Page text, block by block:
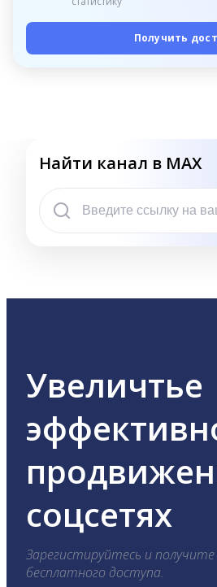
Получить
Найти канал в MAX
Увеличтье
соцсетях
Зарегистируйтесь и
бесплатного доступа.